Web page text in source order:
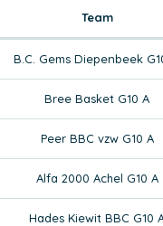
Team
B.C. Gems Diepenbeek
Bree Basket G10 A
Peer BBC vzw G10 A
Alfa 2000 Achel G10 A
Hades Kiewit BBC G10